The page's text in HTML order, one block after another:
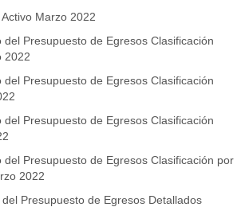
Marzo 2022
del Presupuesto de Egresos Clasificación
2022
del Presupuesto de Egresos Clasificación
del Presupuesto de Egresos Clasificación
del Presupuesto de Egresos Clasificación por
2022
Presupuesto de Egresos Detallados